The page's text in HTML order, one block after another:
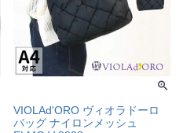
VIOLAd'ORO ヴィオラドーロ
バッグ ナイロンメッシュ